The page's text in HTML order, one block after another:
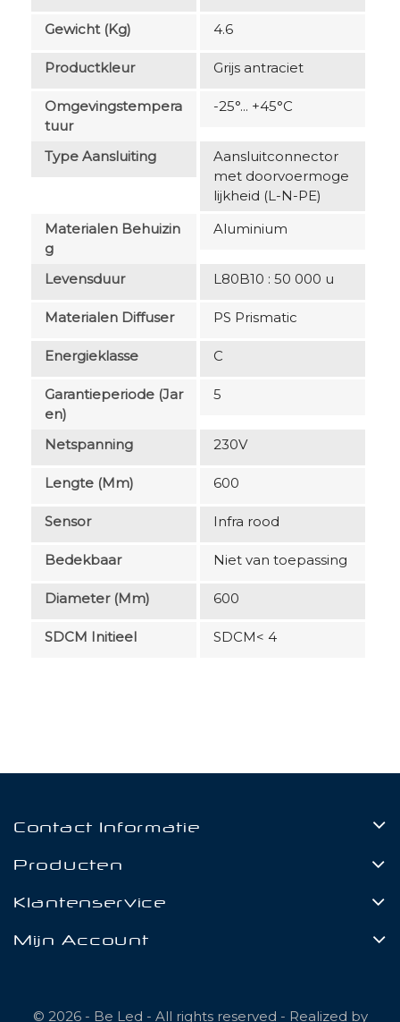
Gewicht (kg) 4.6
Productkleur Grijs antraciet
Omgevingstempera
Tuur
-25°... +45°C
Type Aansluiting
Aansluitconnector
met doorvoermoge
lijkheid (L-N-PE)
Materialen Behuizin
G
Aluminium
Levensduur L80B10 : 50 000 u
Materialen Diffuser PS Prismatic
Energieklasse C
Garantieperiode (jar
En)
5
Netspanning 230V
Lengte (mm) 600
Sensor Infra rood
Bedekbaar Niet van toepassing
Diameter (mm) 600
SDCM Initieel SDCM< 4
Contact Informatie
Producten
Klantenservice
Mijn Account
© 2026 - Be Led - All rights reserved - Realized by